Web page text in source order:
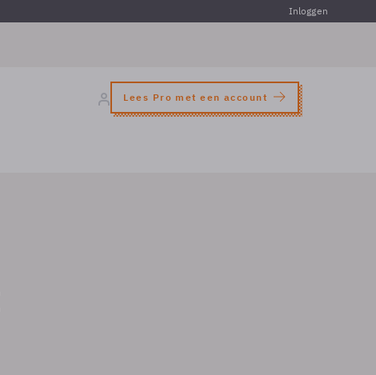
Inloggen
Lees Pro met een account